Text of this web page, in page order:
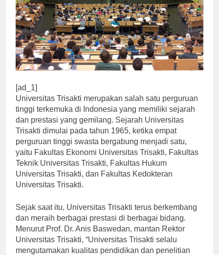
[ad_1]
Universitas Trisakti merupakan salah satu perguruan
tinggi terkemuka di Indonesia yang memiliki sejarah
dan prestasi yang gemilang. Sejarah Universitas
Trisakti dimulai pada tahun 1965, ketika empat
perguruan tinggi swasta bergabung menjadi satu,
yaitu Fakultas Ekonomi Universitas Trisakti, Fakultas
Teknik Universitas Trisakti, Fakultas Hukum
Universitas Trisakti, dan Fakultas Kedokteran
Universitas Trisakti.
Sejak saat itu, Universitas Trisakti terus berkembang
dan meraih berbagai prestasi di berbagai bidang.
Menurut Prof. Dr. Anis Baswedan, mantan Rektor
Universitas Trisakti, “Universitas Trisakti selalu
mengutamakan kualitas pendidikan dan penelitian